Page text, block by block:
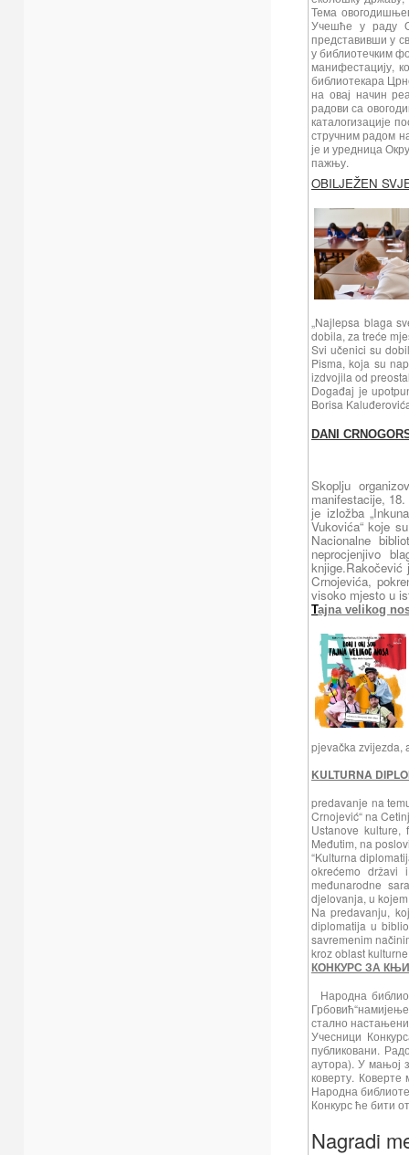
Тема
Учешће у раду
представивши у
у библиотечким
манифестацију,
библиотекара
на овај начин
радови са
каталогизације
стручним радом
је и уредница
пажњу.
OBILJEŽEN
„Najlepsa blaga
dobila, za treće
Svi učenici su
Pisma, koja su
izdvojila od
Događaj je
Borisa
DANI
Skoplju
manifestacije,
je izložba
Vukovića“ koje
Nacionalne
neprocjenjivo
knjige.Rakočević
Crnojevića,
visoko mjesto u
Tajna velikog
pjevačka zvijezda,
KULTURNA
predavanje na
Crnojević“ na
Ustanove kulture,
Međutim, na
“Kulturna
okrećemo državi
međunarodne
djelovanja, u
Na predavanju,
diplomatija u
savremenim
kroz oblast
КОНКУРС ЗА
Народна
стално
Учесници
публиковани.
аутора). У мањој
коверту.
Народна
Конкурс ће бити
Nagradi